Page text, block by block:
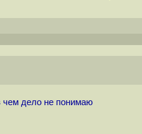
чем дело не понимаю